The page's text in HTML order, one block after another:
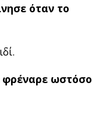
όταν το
φρέναρε ωστόσο